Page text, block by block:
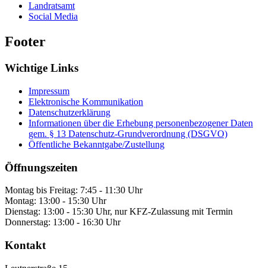
Landratsamt
Social Media
Footer
Wichtige Links
Impressum
Elektronische Kommunikation
Datenschutzerklärung
Informationen über die Erhebung personenbezogener Daten
gem. § 13 Datenschutz-Grundverordnung (DSGVO)
Öffentliche Bekanntgabe/Zustellung
Öffnungszeiten
Montag bis Freitag: 7:45 - 11:30 Uhr
Montag: 13:00 - 15:30 Uhr
Dienstag: 13:00 - 15:30 Uhr, nur KFZ-Zulassung mit Termin
Donnerstag: 13:00 - 16:30 Uhr
Kontakt